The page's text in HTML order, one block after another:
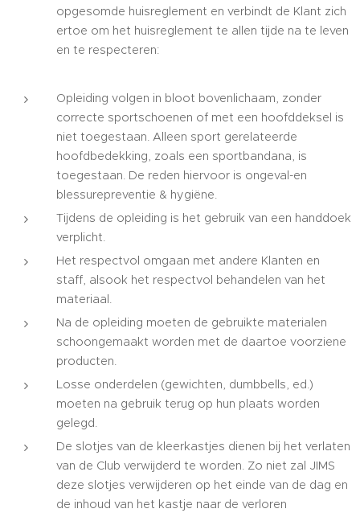
opgesomde huisreglement en verbindt de Klant zich
ertoe om het huisreglement te allen tijde na te leven
en te respecteren:
Opleiding volgen in bloot bovenlichaam, zonder
correcte sportschoenen of met een hoofddeksel is
niet toegestaan. Alleen sport gerelateerde
hoofdbedekking, zoals een sportbandana, is
toegestaan. De reden hiervoor is ongeval-en
blessurepreventie & hygiëne.
Tijdens de opleiding is het gebruik van een handdoek
verplicht.
Het respectvol omgaan met andere Klanten en
staff, alsook het respectvol behandelen van het
materiaal.
Na de opleiding moeten de gebruikte materialen
schoongemaakt worden met de daartoe voorziene
producten.
Losse onderdelen (gewichten, dumbbells, ed.)
moeten na gebruik terug op hun plaats worden
gelegd.
De slotjes van de kleerkastjes dienen bij het verlaten
van de Club verwijderd te worden. Zo niet zal JIMS
deze slotjes verwijderen op het einde van de dag en
de inhoud van het kastje naar de verloren